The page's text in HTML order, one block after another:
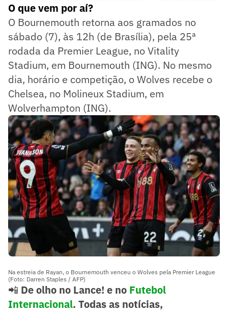
O que vem por aí?
O Bournemouth retorna aos gramados no
sábado (7), às 12h (de Brasília), pela 25ª
rodada da Premier League, no Vitality
Stadium, em Bournemouth (ING). No mesmo
dia, horário e competição, o Wolves recebe o
Chelsea, no Molineux Stadium, em
Wolverhampton (ING).
Na estreia de Rayan, o Bournemouth venceu o Wolves pela Premier League
(Foto: Darren Staples / AFP)
📲 De olho no Lance! e no Futebol
Internacional. Todas as notícias,